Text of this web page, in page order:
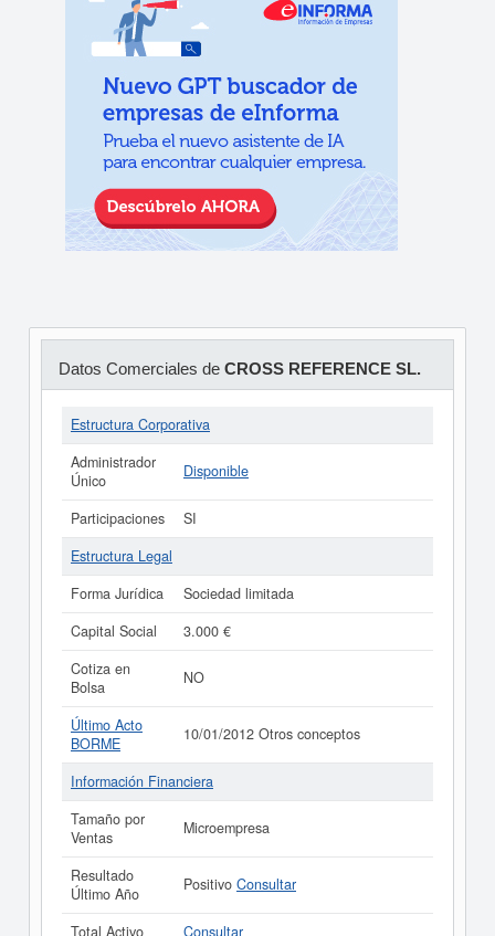
Datos Comerciales de CROSS REFERENCE SL.
Estructura Corporativa
Administrador
Único
Disponible
Participaciones
SI
Estructura Legal
Forma Jurídica
Sociedad limitada
Capital Social
3.000 €
Cotiza en
Bolsa
NO
Último Acto
BORME
10/01/2012 Otros conceptos
Información Financiera
Tamaño por
Ventas
Microempresa
Resultado
Último Año
Positivo Consultar
Total Activo Consultar